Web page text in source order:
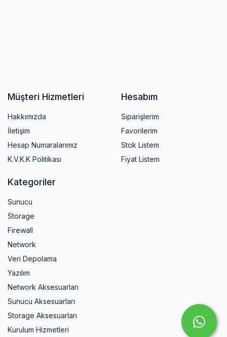
Müşteri Hizmetleri
Hakkımızda
İletişim
Hesap Numaralarımız
K.V.K.K Politikası
Hesabım
Siparişlerim
Favorilerim
Stok Listem
Fiyat Listem
Kategoriler
Sunucu
Storage
Firewall
Network
Veri Depolama
Yazılım
Network Aksesuarları
Sunucu Aksesuarları
Storage Aksesuarları
Kurulum Hizmetleri